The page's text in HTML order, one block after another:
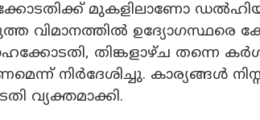
മുകളിലാണോ
വിമാനത്തിൽ ഉദ്യോഗസ്ഥരെ
തിങ്കളാഴ്ച തന്നെ
നിർദേശിച്ചു. കാര്യങ്ങൾ
വ്യക്തമാക്കി.